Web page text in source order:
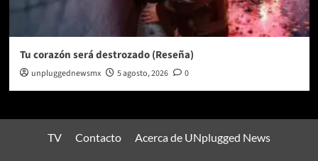
Tu corazón será destrozado (Reseña)
unpluggednewsmx 5 agosto, 2026 0
TV Contacto Acerca de UNplugged News